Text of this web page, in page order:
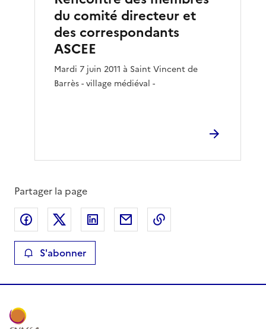
du comité directeur et
des correspondants
ASCEE
Mardi 7 juin 2011 à Saint Vincent de
Barrès - village médiéval -
Partager la page
Partager sur Facebook
Partager sur XPartager sur LinkedIn
Partager par email
S'abonner